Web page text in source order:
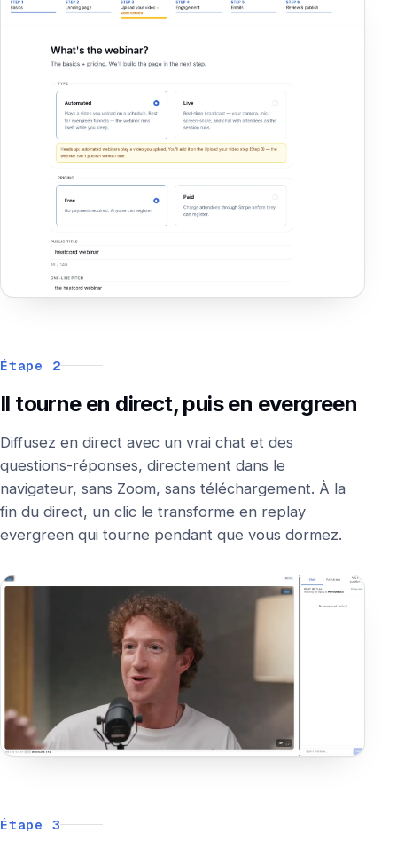
Étape 2
Il tourne en direct, puis en evergreen
Diffusez en direct avec un vrai chat et des
questions-réponses, directement dans le
navigateur, sans Zoom, sans téléchargement. À la
fin du direct, un clic le transforme en replay
evergreen qui tourne pendant que vous dormez.
Étape 3